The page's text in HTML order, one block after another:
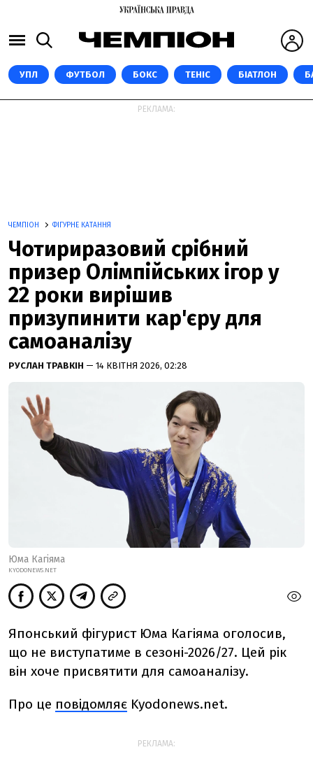
УПЛ ФУТБОЛ БОКС ТЕНІС БІАТЛОН
РЕКЛАМА:
ЧЕМПІОН ФІГУРНЕ КАТАННЯ
Чотириразовий срібний
призер Олімпійських ігор у
22 роки вирішив
призупинити кар'єру для
самоаналізу
РУСЛАН ТРАВКІН — 14 КВІТНЯ 2026, 02:28
Юма Кагіяма
KYODONEWS.NET
Японський фігурист Юма Кагіяма оголосив,
що не виступатиме в сезоні-2026/27. Цей рік
він хоче присвятити для самоаналізу.
Про це повідомляє Kyodonews.net.
РЕКЛАМА: